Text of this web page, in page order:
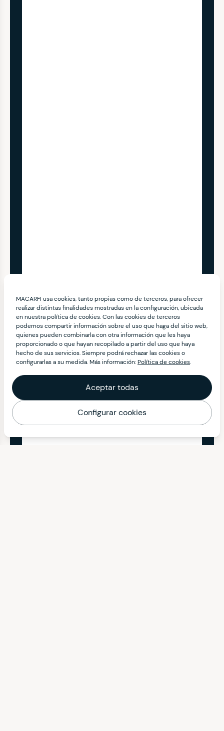
MACARFI usa cookies, tanto propias como de terceros, para ofrecer
realizar distintas finalidades mostradas en la configuración, ubicada
en nuestra política de cookies. Con las cookies de terceros
podemos compartir información sobre el uso que haga del sitio web,
quienes pueden combinarla con otra información que les haya
proporcionado o que hayan recopilado a partir del uso que haya
hecho de sus servicios. Siempre podrá rechazar las cookies o
configurarlas a su medida. Más información:Política de cookies.
Aceptar todas
Configurar cookies